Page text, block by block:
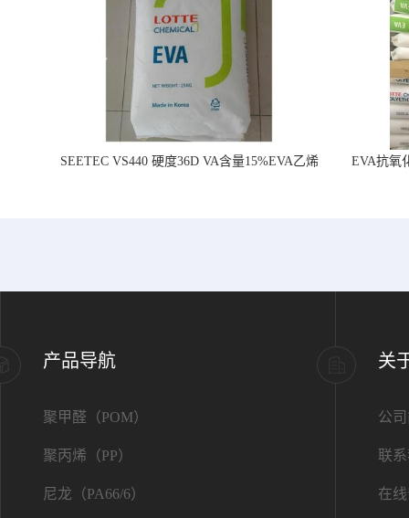
SEETEC VS440 硬度36D VA含量15%EVA乙烯
EVA抗氧
产品导航
聚甲醛（POM）
聚丙烯（PP）
尼龙（PA66/6）
关
公
联
在